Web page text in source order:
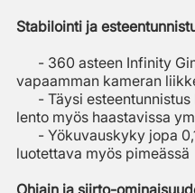
Stabilointi ja
- 360 asteen Infinity
vapaamman kameran
- Täysi esteentunnistus
lento myös haastavissa
- Yökuvauskyky jopa
luotettava myös pimeässä
Ohjain ja siirto-